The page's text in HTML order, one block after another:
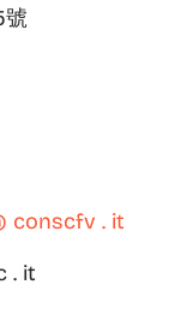
號
conscfv . it
. it